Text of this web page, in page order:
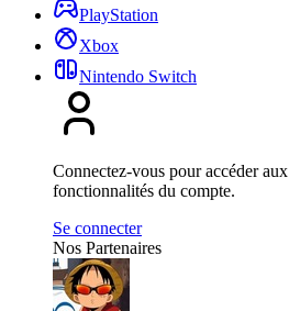
PlayStation
Xbox
Nintendo Switch
Connectez-vous pour accéder aux
fonctionnalités du compte.
Se connecter
Nos Partenaires